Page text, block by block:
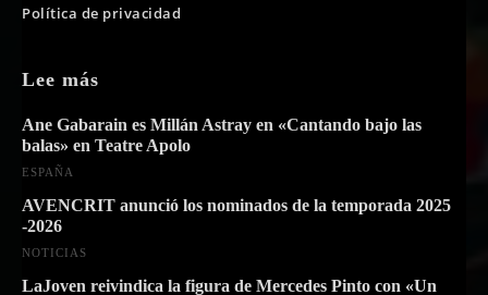
Política de privacidad
Lee más
Ane Gabarain es Millán Astray en «Cantando bajo las
balas» en Teatre Apolo
ESPAÑA
AVENCRIT anunció los nominados de la temporada 2025
-2026
NOTICIAS
LaJoven reivindica la figura de Mercedes Pinto con «Un